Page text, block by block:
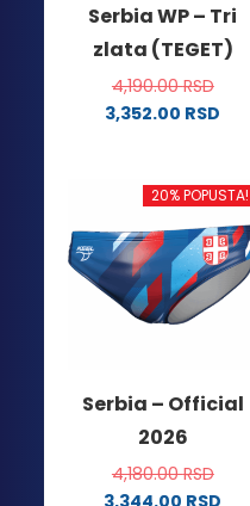
Serbia WP – Tri
zlata (TEGET)
4,190.00RSD
3,352.00 RSD
ima
varijanti.
Opcije
mogu
biti
stranici
proizvoda.
20% POPUSTA!
Serbia – Official
2026
4,180.00RSD
3,344.00 RSD